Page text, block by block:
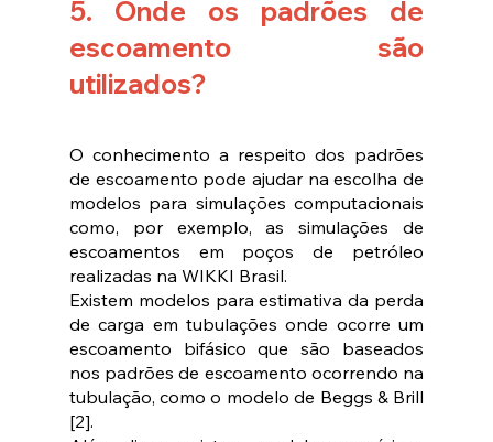
5. Onde os padrões de
escoamento são
utilizados?
O conhecimento a respeito dos padrões
de escoamento pode ajudar na escolha de
modelos para simulações computacionais
como, por exemplo, as simulações de
escoamentos em poços de petróleo
realizadas na WIKKI Brasil.
Existem modelos para estimativa da perda
de carga em tubulações onde ocorre um
escoamento bifásico que são baseados
nos padrões de escoamento ocorrendo na
tubulação, como o modelo de Beggs & Brill
[2].